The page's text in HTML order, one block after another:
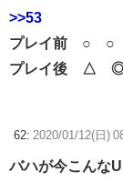
>>53
プレイ前 ○
プレイ後 △
62: 2020/01/12(日)
バハが今こんな